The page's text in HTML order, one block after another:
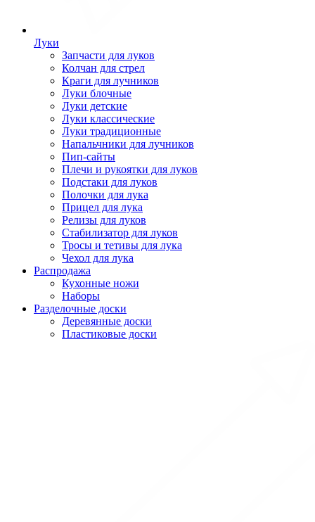
Луки
Запчасти для луков
Колчан для стрел
Краги для лучников
Луки блочные
Луки детские
Луки классические
Луки традиционные
Напальчники для лучников
Пип-сайты
Плечи и рукоятки для луков
Подстаки для луков
Полочки для лука
Прицел для лука
Релизы для луков
Стабилизатор для луков
Тросы и тетивы для лука
Чехол для лука
Распродажа
Кухонные ножи
Наборы
Разделочные доски
Деревянные доски
Пластиковые доски